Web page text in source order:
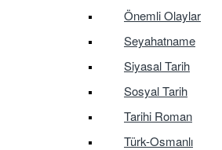
Önemli Olaylar
Seyahatname
Siyasal Tarih
Sosyal Tarih
Tarihi Roman
Türk-Osmanlı